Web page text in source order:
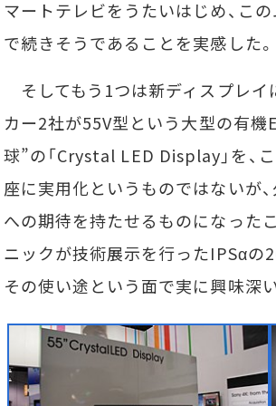
マートテレビをうたいはじめ、こ
で続きそうであることを実感した。
そしてもう1つは新ディスプレイ
カー2社が55V型という大型の有
球”の「Crystal LED Display」を
座に実用化というものではないが
への期待を持たせるものになった
ニックが技術展示を行ったIPSαの
その使い途という面で実に興味深